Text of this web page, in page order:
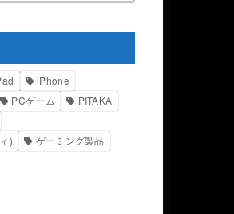
iPhone
PCゲーム
PITAKA
)
ゲーミング製品